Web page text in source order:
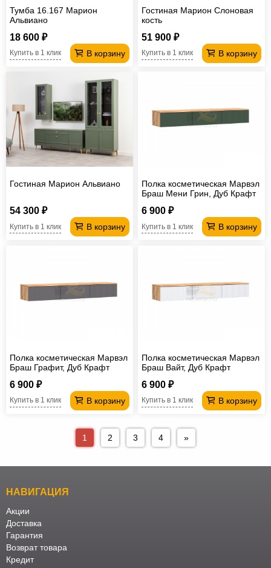
Тумба 16.167 Марион
Альвиано
18 600 ₽
В корзину
Купить в 1 клик
Гостиная Марион Слоновая
кость
51 900 ₽
В корзину
Купить в 1 клик
Гостиная Марион Альвиано
54 300 ₽
В корзину
Купить в 1 клик
Полка косметическая Марвэл
Браш Мени Грин, Дуб Крафт
6 900 ₽
В корзину
Купить в 1 клик
Полка косметическая Марвэл
Браш Графит, Дуб Крафт
6 900 ₽
В корзину
Купить в 1 клик
Полка косметическая Марвэл
Браш Вайт, Дуб Крафт
6 900 ₽
В корзину
Купить в 1 клик
1 2 3 4 »
НАВИГАЦИЯ
Акции
Доставка
Гарантия
Возврат товара
Кредит